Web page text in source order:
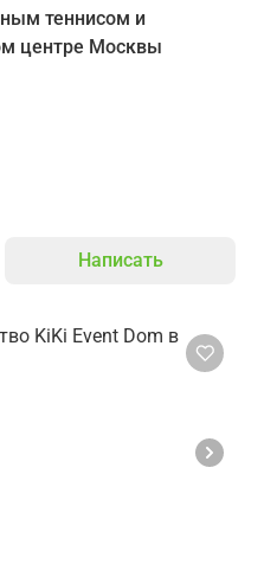
теннисом и
центре Москвы
Написать